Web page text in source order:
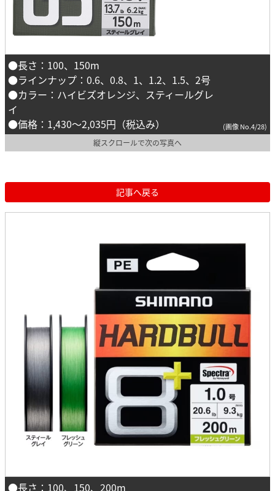
●長さ：100、150m
●ラインナップ：0.6、0.8、1、1.2、1.5、2号
●カラー：ハイビズオレンジ、スティールグレ
イ
●価格：1,430～2,035円（税込み）
(画像 No.4/28)
縦スクロールで次の写真へ
記事へ戻る
●長さ：100、150、200m